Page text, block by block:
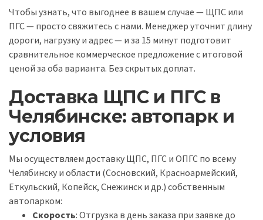
Чтобы узнать, что выгоднее в вашем случае — ЩПС или
ПГС — просто свяжитесь с нами. Менеджер уточнит длину
дороги, нагрузку и адрес — и за 15 минут подготовит
сравнительное коммерческое предложение с итоговой
ценой за оба варианта. Без скрытых доплат.
Доставка ЩПС и ПГС в
Челябинске: автопарк и
условия
Мы осуществляем доставку ЩПС, ПГС и ОПГС по всему
Челябинску и области (Сосновский, Красноармейский,
Еткульский, Копейск, Снежинск и др.) собственным
автопарком:
Скорость: Отгрузка в день заказа при заявке до